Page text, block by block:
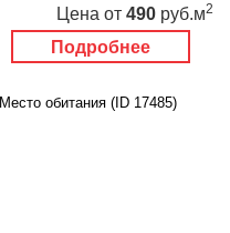
Подробнее
Цена от 490 руб.м2
Место обитания (ID 17485)